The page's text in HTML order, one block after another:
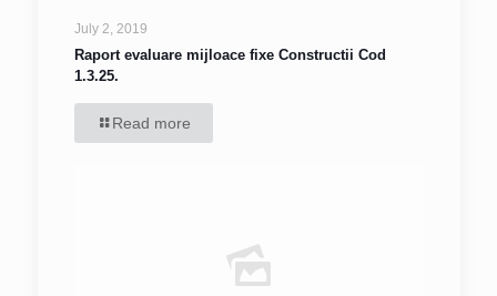
July 2, 2019
Raport evaluare mijloace fixe Constructii Cod
1.3.25.
Read more